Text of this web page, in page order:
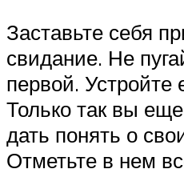
Заставьте себя
свидание. Не
первой. Устройте
Только так вы
дать понять о
Отметьте в нем